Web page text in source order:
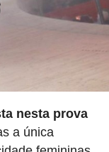
nesta prova
a única